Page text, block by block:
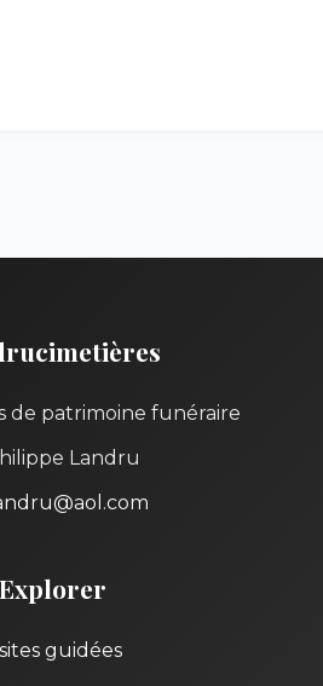
de patrimoine funéraire
Landru
Explorer
guidées